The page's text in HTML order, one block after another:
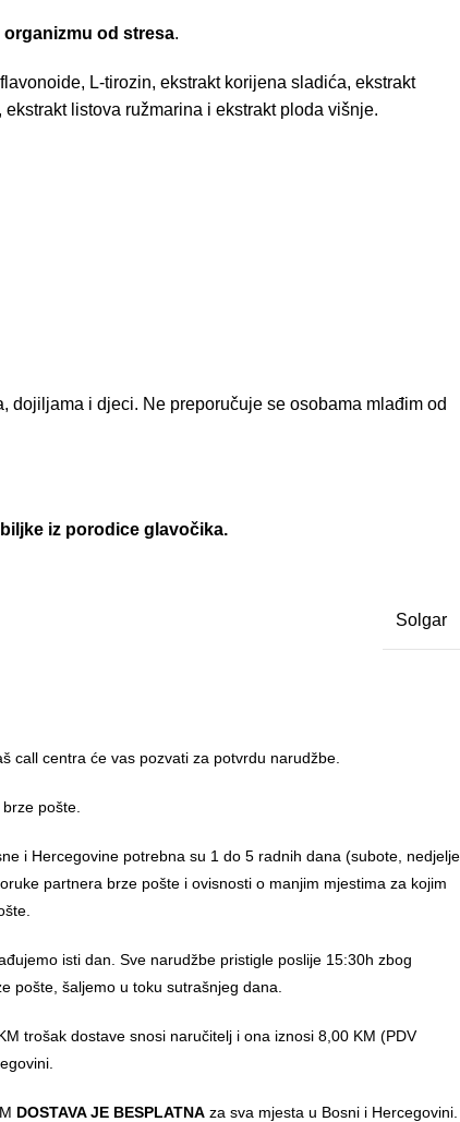
organizmu od stresa.
L-tirozin, ekstrakt korijena sladića, ekstrakt
listova ružmarina i ekstrakt ploda višnje.
dojiljama i djeci. Ne preporučuje se osobama mlađim od
iz porodice glavočika.
Solgar
call centra će vas pozvati za potvrdu narudžbe.
pošte.
i Hercegovine potrebna su 1 do 5 radnih dana (subote, nedjelje
partnera brze pošte i ovisnosti o manjim mjestima za kojim
isti dan. Sve narudžbe pristigle poslije 15:30h zbog
pošte, šaljemo u toku sutrašnjeg dana.
trošak dostave snosi naručitelj i ona iznosi 8,00 KM (PDV
DOSTAVA JE BESPLATNA za sva mjesta u Bosni i Hercegovini.